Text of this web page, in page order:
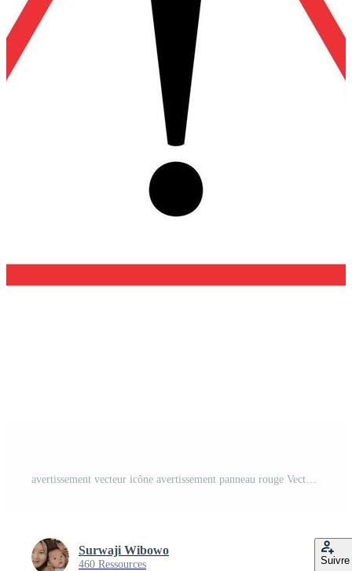
avertissement vecteur icône avertissement panneau rouge Vecteur Gratuit et SVG Gratuit
Surwaji Wibowo
460 Ressources Suivre